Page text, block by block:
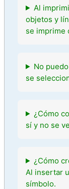
Al
objetos y
se imprime
No
se
¿Cómo
sí y no se
¿Cómo
Al insertar
símbolo.